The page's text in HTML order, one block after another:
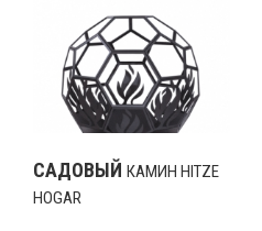
САДОВЫЙ КАМИН HITZE
HOGAR